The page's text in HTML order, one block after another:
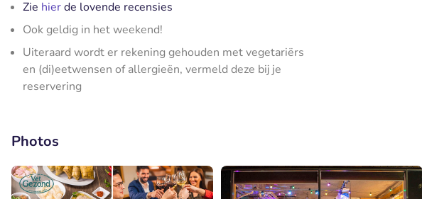
Zie hierde lovende recensies
Ook geldig in het weekend!
Uiteraard wordt er rekening gehouden met vegetariërs
en (di)eetwensen of allergieën, vermeld deze bij je
reservering
Photos